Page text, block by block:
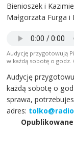
Bienioszek i
Małgorzata Furga i
Audycję przygotowują
w każdą sobotę o godz.
Audycję
każdą sobotę o
sprawa,
adres: